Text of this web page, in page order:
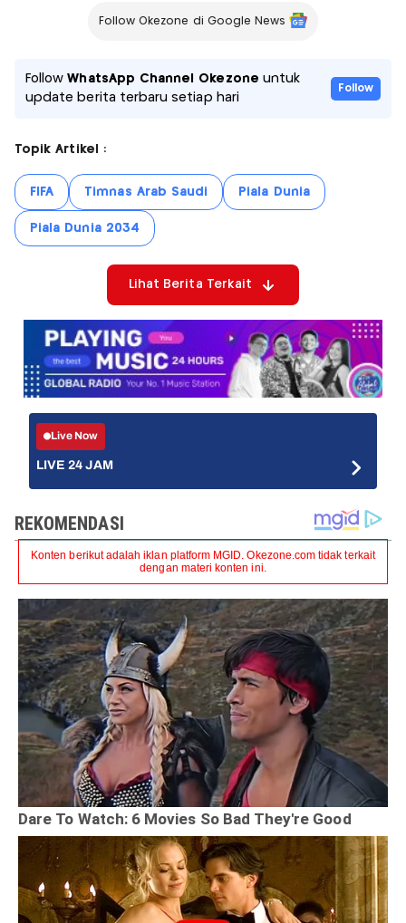
Follow Okezone di Google News
FollowWhatsApp Channel Okezone untuk
update berita terbaru setiap hari
Follow
Topik Artikel :
FIFA Timnas Arab Saudi Piala Dunia
Piala Dunia 2034
Lihat Berita Terkait
Live Now
LIVE 24 JAM